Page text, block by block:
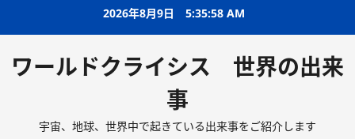
2026年8月9日 5:35:59 AM
ワールドクライシス 世界の出来
事
宇宙、地球、世界中で起きている出来事をご紹介します